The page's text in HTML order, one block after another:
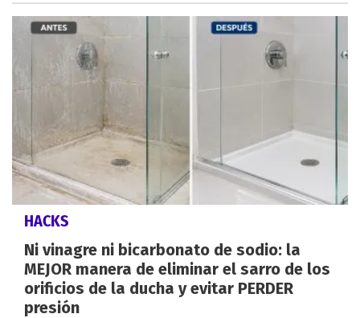
HACKS
Ni vinagre ni bicarbonato de sodio: la
MEJOR manera de eliminar el sarro de los
orificios de la ducha y evitar PERDER
presión